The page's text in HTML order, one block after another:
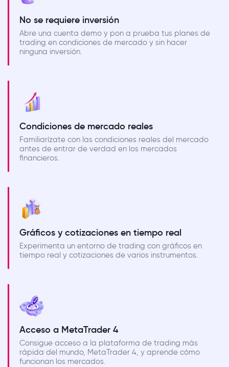
No se requiere inversión
Abre una cuenta demo y pon a prueba tus planes de
trading en condiciones de mercado y sin hacer
ninguna inversión.
Condiciones de mercado reales
Familiarízate con las condiciones reales del mercado
antes de entrar de verdad en los mercados
financieros.
Gráficos y cotizaciones en tiempo real
Experimenta un entorno de trading con gráficos en
tiempo real y cotizaciones de varios instrumentos.
Acceso a MetaTrader 4
Consigue acceso a la plataforma de trading más
rápida del mundo, MetaTrader 4, y aprende cómo
funcionan los mercados.